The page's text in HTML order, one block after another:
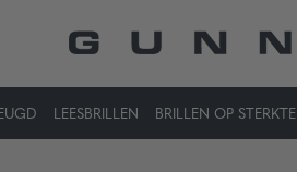
LEESBRILLEN BRILLEN OP STERKTE